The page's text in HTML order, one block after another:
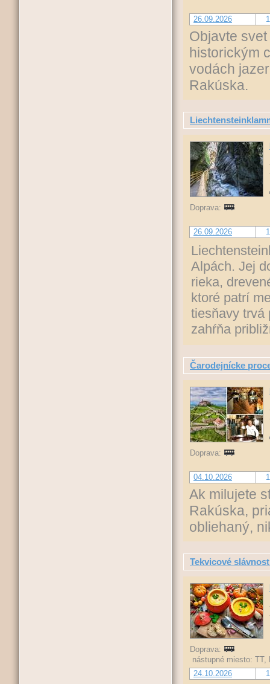
26.09.2026
Objavte
historickým
vodách
Rakúska.
Doprava:
26.09.2026
Alpách. Jej
rieka,
ktoré patrí
tiesňavy trvá
zahŕňa
Čarodejnícke
Doprava:
04.10.2026
Ak milujete
Rakúska,
obliehaný,
Tekvicové
Doprava:
nástupné miesto: TT,
24.10.2026